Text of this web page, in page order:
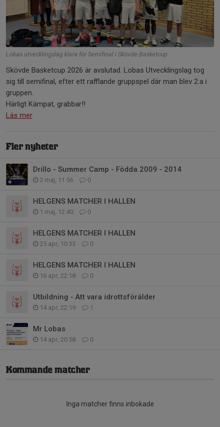
Lobas utvecklingslag klara för Semifinal i Skövde Basketcup
Skövde Basketcup 2026 är avslutad. Lobas Utvecklingslag tog
sig till semifinal, efter ett rafflande gruppspel där man blev 2:a i
gruppen.
Härligt Kämpat, grabbar!!
Läs mer
Fler nyheter
Drillo - Summer Camp - Födda 2009 - 2014
2 maj, 11:56 0
HELGENS MATCHER I HALLEN
1 maj, 12:40 0
HELGENS MATCHER I HALLEN
25 apr, 10:33 0
HELGENS MATCHER I HALLEN
16 apr, 22:18 0
Utbildning - Att vara idrottsförälder
14 apr, 22:19 1
Mr Lobas
14 apr, 20:58 0
Kommande matcher
Inga matcher finns inbokade